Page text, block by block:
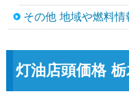
その他 地域や燃料情
灯油店頭価格